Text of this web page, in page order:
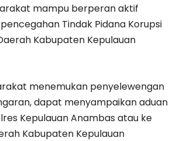
mampu berperan aktif
Tindak Pidana Korupsi
Kabupaten Kepulauan
menemukan penyelewengan
dapat menyampaikan aduan
Kepulauan Anambas atau ke
Kabupaten Kepulauan